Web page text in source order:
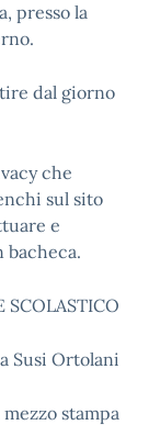
presso la
dal giorno
che
sul sito
e
SCOLASTICO
Susi Ortolani
stampa